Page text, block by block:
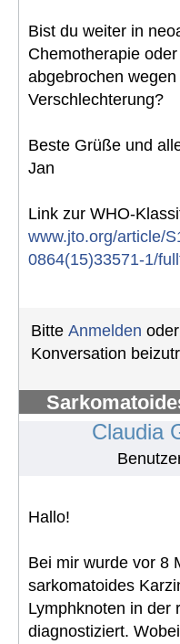
Bist du weiter in
Chemotherapie
abgebrochen wegen
Verschlechterung?
Beste Grüße und
Jan
Link zur WHO-
www.jto.org/article/
0864(15)33571-1/
Bitte Anmelden oder
Konversation
Claudia
Hallo!
Bei mir wurde vor 8
sarkomatoides
Lymphknoten in der
diagnostiziert.